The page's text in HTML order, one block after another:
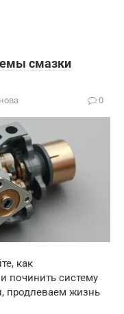
смазки
0
как
починить систему
продлеваем жизнь